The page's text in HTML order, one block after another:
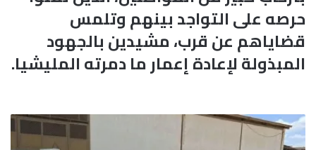
حرصه على التواجد بينهم وتلمس
قضاياهم عن قرب، مشيدين بالجهود
المبذولة لإعادة إعمار ما دمرته المليشيا.
م
ص